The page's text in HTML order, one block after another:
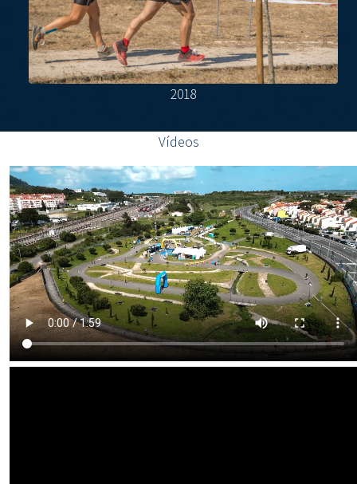
2018
Vídeos